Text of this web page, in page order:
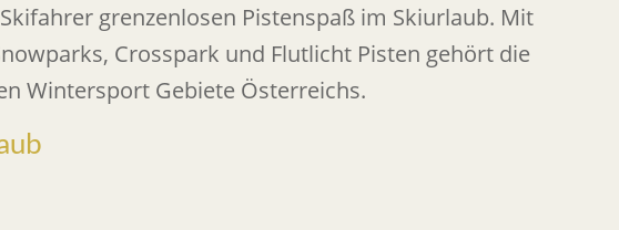
grenzenlosen Pistenspaß im Skiurlaub. Mit
Crosspark und Flutlicht Pisten gehört die
Wintersport Gebiete Österreichs.